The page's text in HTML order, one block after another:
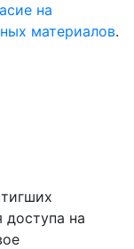
на
материалов.
доступа на